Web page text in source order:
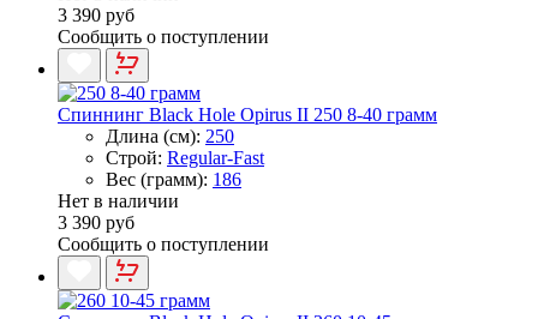
3 390 руб
Сообщить о поступлении
Спиннинг Black Hole Opirus II 250 8-40 грамм
Длина (см): 250
Строй: Regular-Fast
Вес (грамм): 186
Нет в наличии
3 390 руб
Сообщить о поступлении